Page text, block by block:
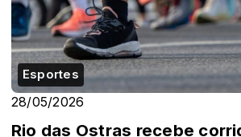
Esportes
28/05/2026
Rio das Ostras recebe